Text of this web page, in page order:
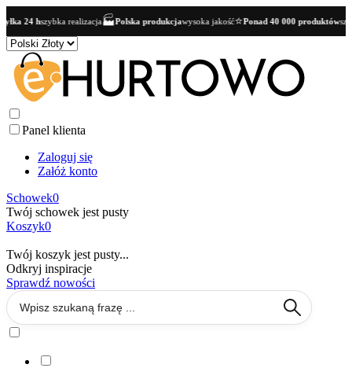
24 hszybka realizacja🏭Polska produkcjawysoka jakość⭐Ponad 40 000 produktów
Panel klienta
Zaloguj się
Załóż konto
Schowek0
Twój schowek jest pusty
Koszyk0
Twój koszyk jest pusty...
Odkryj inspiracje
Sprawdź nowości